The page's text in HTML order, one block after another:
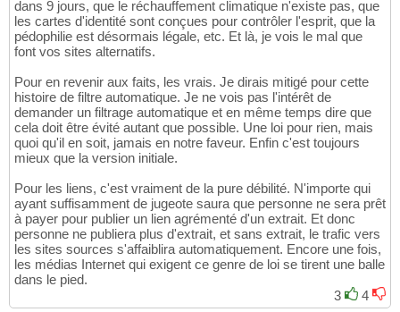
dans 9 jours, que le réchauffement climatique n'existe pas, que
les cartes d'identité sont conçues pour contrôler l'esprit, que la
pédophilie est désormais légale, etc. Et là, je vois le mal que
font vos sites alternatifs.
Pour en revenir aux faits, les vrais. Je dirais mitigé pour cette
histoire de filtre automatique. Je ne vois pas l'intérêt de
demander un filtrage automatique et en même temps dire que
cela doit être évité autant que possible. Une loi pour rien, mais
quoi qu'il en soit, jamais en notre faveur. Enfin c'est toujours
mieux que la version initiale.
Pour les liens, c'est vraiment de la pure débilité. N'importe qui
ayant suffisamment de jugeote saura que personne ne sera prêt
à payer pour publier un lien agrémenté d'un extrait. Et donc
personne ne publiera plus d'extrait, et sans extrait, le trafic vers
les sites sources s'affaiblira automatiquement. Encore une fois,
les médias Internet qui exigent ce genre de loi se tirent une balle
dans le pied.
3
4